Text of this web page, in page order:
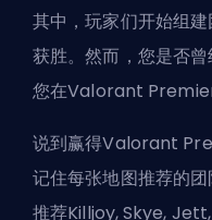
其中，玩家们开始组
获胜。然而，您是否
您在Valorant
说到赢得Valorant
记住每张地图推荐的
推荐Killjoy, Skye,